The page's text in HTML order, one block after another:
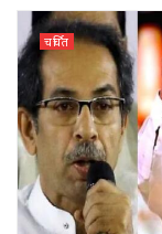
चर्चित